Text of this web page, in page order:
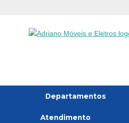
Departamentos
Atendimento